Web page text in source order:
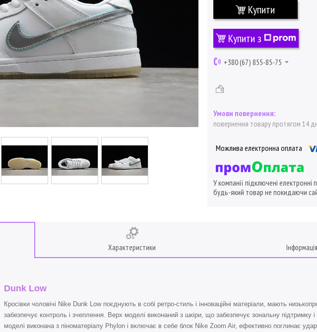
Купити
Купити з
+380 (67) 855-85-75
повернення товару протягом 14
У компанії підключені
будь-який товар не покидаючи
Характеристики
Dunk Low
Кросівки чоловічі Nike Dunk Low поєднують в собі ретро-стиль і інноваційні матеріали, мають
забезпечує контроль і зчеплення. Верх моделі виконаний з шкіри, що забезпечує зональну підтримку
моделі виконана з піноматеріалу Phylon і включає в себе блок Nike Zoom Air, ефективно поглинає